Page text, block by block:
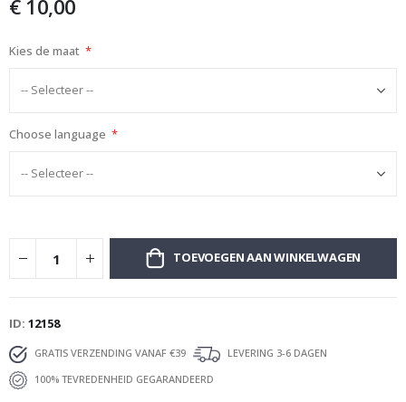
afbeeldingen-
€ 10,00
Kies de maat
Choose language
TOEVOEGEN AAN WINKELWAGEN
ID 12158
GRATIS VERZENDING VANAF €39
LEVERING 3-6 DAGEN
100% TEVREDENHEID GEGARANDEERD